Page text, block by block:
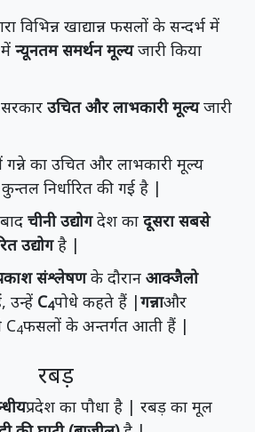
विभिन्न खाद्यान्न फसलों के सन्दर्भ में
न्यूनतम समर्थन मूल्यजारी किया
उचित और लाभकारी मूल्यजारी
का उचित और लाभकारी मूल्य
निर्धारित की गई है |
चीनी उद्योगदेश का दूसरा सबसे
उद्योगहै |
संश्लेषणके दौरान आक्जैलो
उन्हें C4पोधे कहते हैं |गन्नाऔर
C4फसलों के अन्तर्गत आती हैं |
रबड़
प्रदेश का पौधा है | रबड़ का मूल